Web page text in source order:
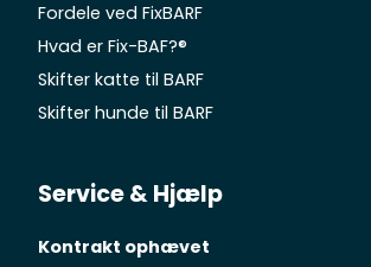
Fordele ved FixBARF
Hvad er Fix-BAF?®
Skifter katte til BARF
Skifter hunde til BARF
Service & Hjælp
Kontrakt ophævet